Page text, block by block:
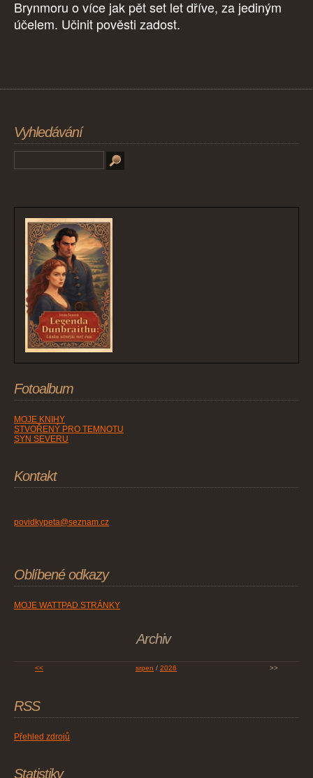
Brynmoru o více jak pět set let dříve, za jediným
účelem. Učinit pověsti zadost.
Vyhledávání
Fotoalbum
MOJE KNIHY
STVOŘENÝ PRO TEMNOTU
SYN SEVERU
Kontakt
povidkypeta@seznam.cz
Oblíbené odkazy
MOJE WATTPAD STRÁNKY
Archiv
<< srpen / 2026 >>
RSS
Přehled zdrojů
Statistiky